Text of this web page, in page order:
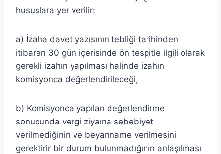
hususlara yer verilir:
a) İzaha davet yazısının tebliği tarihinden
itibaren 30 gün içerisinde ön tespitle ilgili olarak
gerekli izahın yapılması halinde izahın
komisyonca değerlendirileceği,
b) Komisyonca yapılan değerlendirme
sonucunda vergi ziyaına sebebiyet
verilmediğinin ve beyanname verilmesini
gerektirir bir durum bulunmadığının anlaşılması